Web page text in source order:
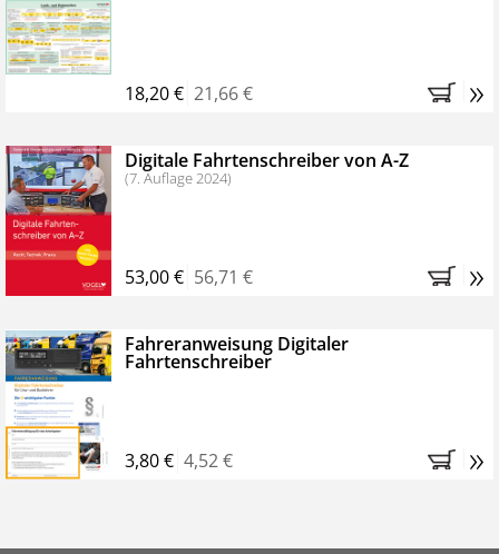
Bestellen Sie jetzt das VerkehrsRundschau Profipaket im
Kennenlern-Abo für zwei Monate (inkl. der derzeitig
Monaten brauchen Sie nichts weiter tun, das
Abonnement endet automatisch, es entstehen keine
weiteren Verpflichtungen.
18,20 € 21,66 € »
Digitale Fahrtenschreiber von A-Z
(7. Auflage 2024)
53,00 € 56,71 € »
Fahreranweisung Digitaler
Fahrtenschreiber
3,80 € 4,52 € »